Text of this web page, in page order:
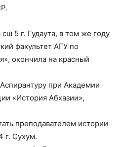
5 г. Гудаута, в том же году
факультет АГУ по
окончила на красный
при Академии
«История Абхазии»,
преподавателем истории
г. Сухум.